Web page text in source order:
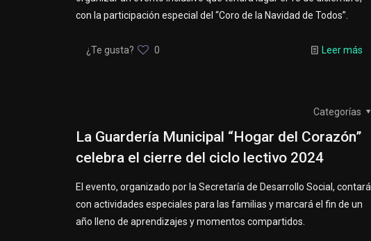
con la participación especial del “Coro de la Navidad de Todos”.
¿Te gusta? 0 Leer más
Categorías
La Guardería Municipal “Hogar del Corazón”
celebra el cierre del ciclo lectivo 2024
El evento, organizado por la Secretaría de Desarrollo Social, contará
con actividades especiales para las familias y marcará el fin de un
año lleno de aprendizajes y momentos compartidos.